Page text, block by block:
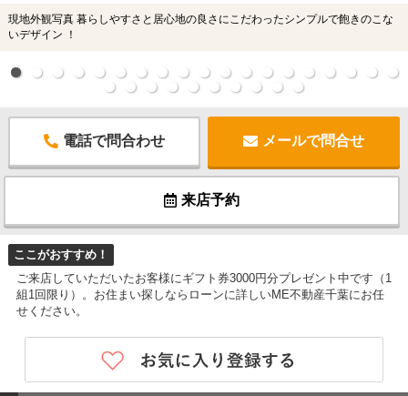
現地外観写真 暮らしやすさと居心地の良さにこだわったシンプルで飽きのこな
いデザイン ！
電話で問合わせ メールで問合せ
来店予約
ここがおすすめ！
ご来店していただいたお客様にギフト券3000円分プレゼント中です（1
組1回限り）。お住まい探しならローンに詳しいME不動産千葉にお任
せください。